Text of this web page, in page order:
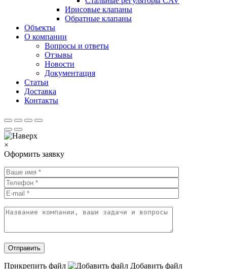
Ирисовые клапаны
Обратные клапаны
Объекты
О компании
Вопросы и ответы
Отзывы
Новости
Документация
Статьи
Доставка
Контакты
×
Оформить заявку
Прикрепить файл Добавить файл